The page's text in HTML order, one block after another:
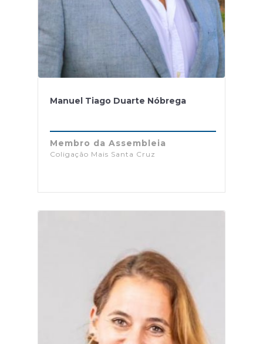
Manuel Tiago Duarte Nóbrega
Membro da Assembleia
Coligação Mais Santa Cruz